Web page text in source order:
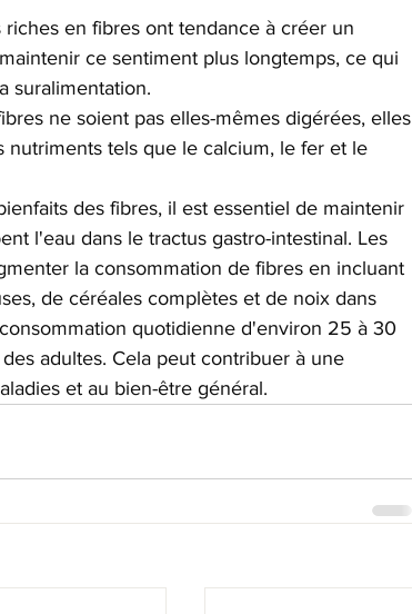
riches en fibres ont tendance à créer un
ce sentiment plus longtemps, ce qui
suralimentation.
ne soient pas elles-mêmes digérées, elles
tels que le calcium, le fer et le
des fibres, il est essentiel de maintenir
l'eau dans le tractus gastro-intestinal. Les
la consommation de fibres en incluant
de céréales complètes et de noix dans
quotidienne d'environ 25 à 30
adultes. Cela peut contribuer à une
et au bien-être général.